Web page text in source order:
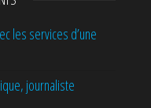
les services d’une
journaliste